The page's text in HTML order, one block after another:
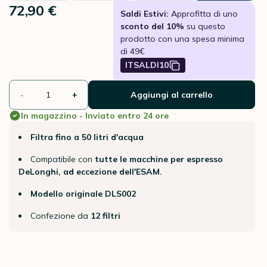
72,90 € Saldi Estivi: Approfitta di uno
sconto del 10% su questo
prodotto con una spesa minima
di 49€
ITSALDI10
- +
Aggiungi al carrello
In magazzino - Inviato entro 24 ore
Filtra fino a 50 litri d'acqua
Compatibile con tutte le macchine per espresso
DeLonghi, ad eccezione dell'ESAM.
Modello originale DLS002
Confezione da 12 filtri